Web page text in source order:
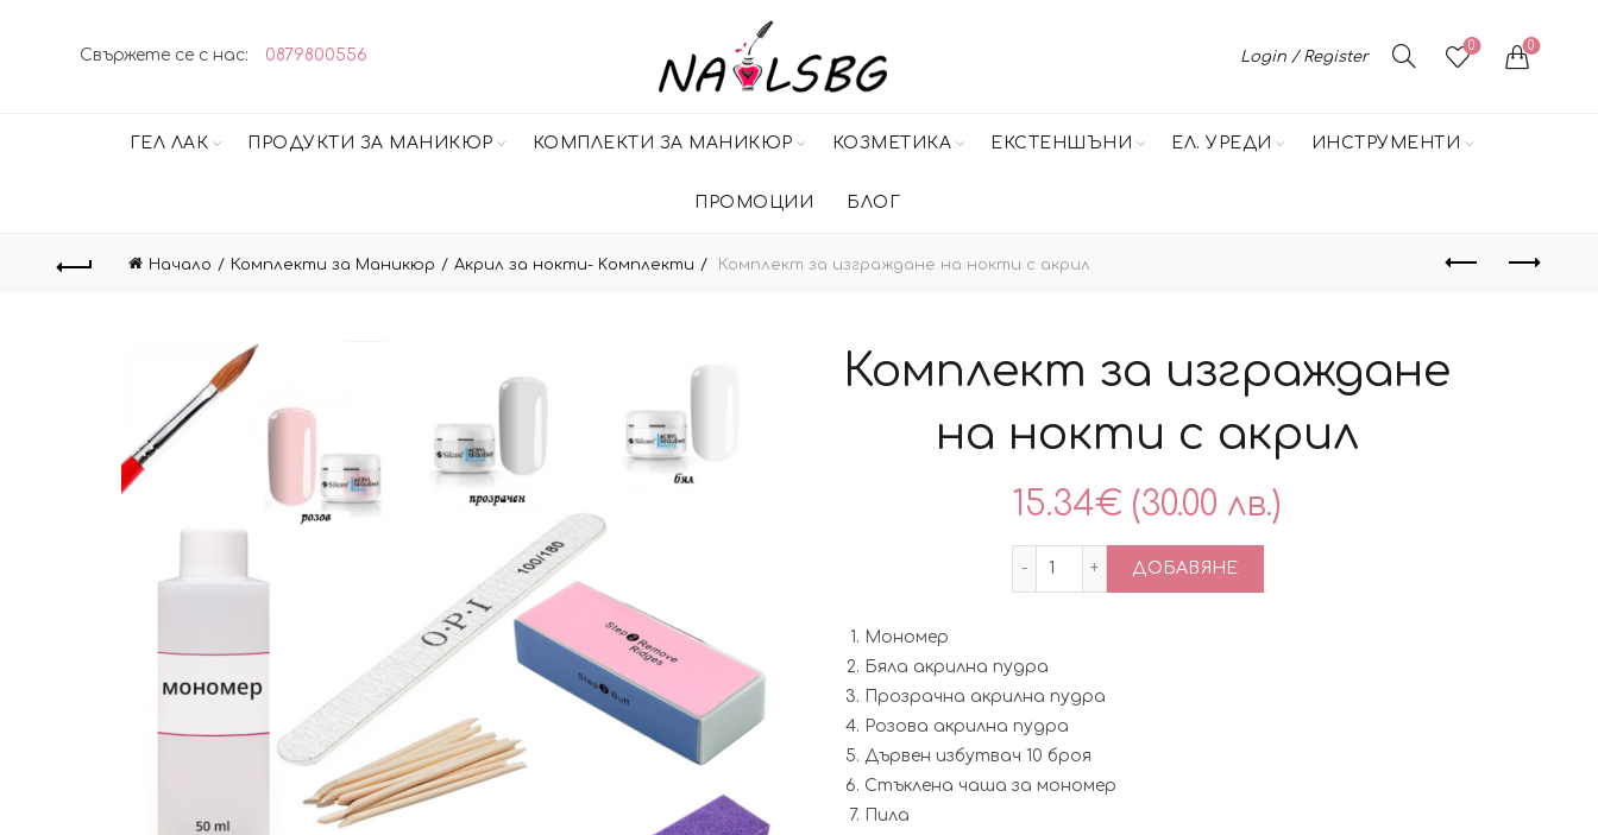
Свържете се с нас: 0879800556 Login / Register
0 0
ГЕЛ ЛАК ПРОДУКТИ ЗА МАНИКЮР КОМПЛЕКТИ ЗА МАНИКЮР КОЗМЕТИКА ЕКСТЕНШЪНИ ЕЛ. УРЕДИ ИНСТРУМЕНТИ
ПРОМОЦИИ БЛОГ
Начало Комплекти за Маникюр Акрил за нокти- Kомплекти Комплект за изграждане на нокти с акрил
Комплект за изграждане
на нокти с акрил
15.34€ (30.00 лв.)
количество за Комплект за изграждане на нокти с акрил
ДОБАВЯНЕ
Мономер
Бяла акрилна пудра
Прозрачна акрилна пудра
Розова акрилна пудра
Дървен избутвач 10 броя
Стъклена чаша за мономер
Пила